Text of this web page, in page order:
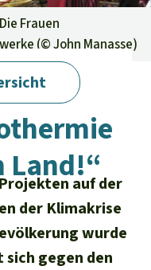
den
0541 00
Frauen
(©John Manasse)
02/2025
Land!“
auf der
der Klimakrise
wurde
gegen den